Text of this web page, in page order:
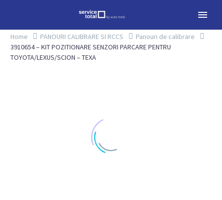
Home PANOURI CALIBRARE SI RCCS
Panouri de calibrare
3910654 – KIT POZITIONARE SENZORI PARCARE PENTRU
TOYOTA/LEXUS/SCION – TEXA